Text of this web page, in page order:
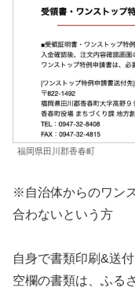
福岡県田川郡香春町
※自治体からのワン
合わないという方
自身で書類印刷&送
空欄の書類は、ふる